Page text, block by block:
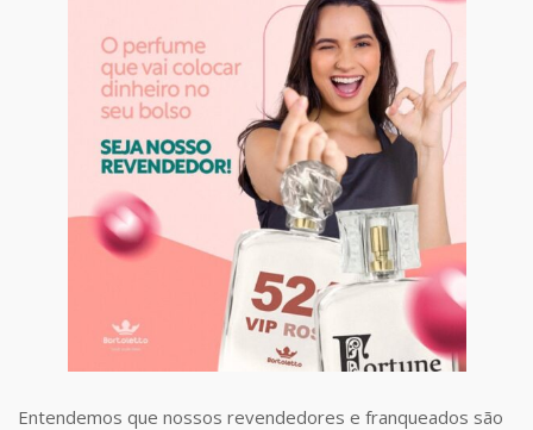
Entendemos que nossos revendedores e franqueados são